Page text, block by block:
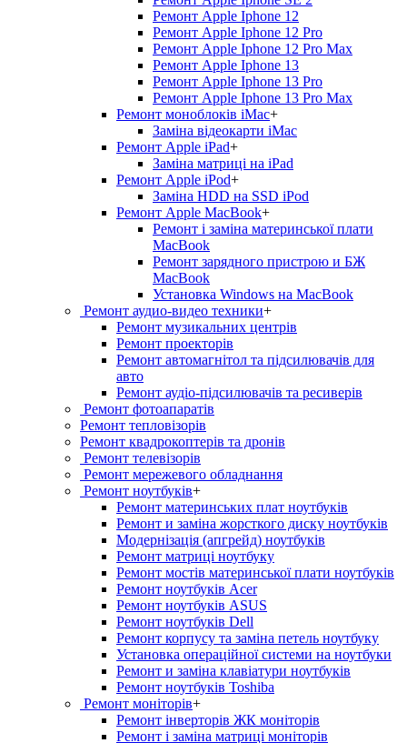
Ремонт Apple Iphone 12
Ремонт Apple Iphone 12 Pro
Ремонт Apple Iphone 12 Pro Max
Ремонт Apple Iphone 13
Ремонт Apple Iphone 13 Pro
Ремонт Apple Iphone 13 Pro Max
Ремонт моноблоків iMac+
Заміна відеокарти iMac
Ремонт Apple iPad+
Заміна матриці на iPad
Ремонт Apple iPod+
Заміна HDD на SSD iPod
Ремонт Apple MacBook+
Ремонт і заміна материнської плати
MacBook
Ремонт зарядного пристрою и БЖ
MacBook
Установка Windows на MacBook
Ремонт аудио-видео техники+
Ремонт музикальних центрів
Ремонт проекторів
Ремонт автомагнітол та підсилювачів для
авто
Ремонт аудіо-підсилювачів та ресиверів
Ремонт фотоапаратів
Ремонт тепловізорів
Ремонт квадрокоптерів та дронів
Ремонт телевізорів
Ремонт мережевого обладнання
Ремонт ноутбуків+
Ремонт материнських плат ноутбуків
Ремонт и заміна жорсткого диску ноутбуків
Модернізація (апгрейд) ноутбуків
Ремонт матриці ноутбуку
Ремонт мостів материнської плати ноутбуків
Ремонт ноутбуків Acer
Ремонт ноутбуків ASUS
Ремонт ноутбуків Dell
Ремонт корпусу та заміна петель ноутбуку
Установка операційної системи на ноутбуки
Ремонт и заміна клавіатури ноутбуків
Ремонт ноутбуків Toshiba
Ремонт моніторів+
Ремонт інверторів ЖК моніторів
Ремонт і заміна матриці моніторів